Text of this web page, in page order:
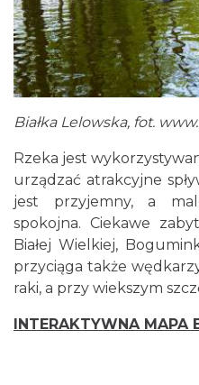
Białka Lelowska, fot.
Rzeka jest
urządzać atrakcyjne
jest przyjemny, a
spokojna. Ciekawe
Białej Wielkiej,
przyciąga także
raki, a przy wiekszym
INTERAKTYWNA MAPA